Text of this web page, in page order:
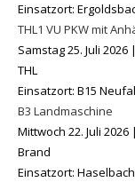
Einsatzort:
THL1 VU PKW mit
Samstag 25. Juli 2026 |
THL
Einsatzort: B15
B3 Landmaschine
Mittwoch 22. Juli 2026 |
Brand
Einsatzort: Haselbach